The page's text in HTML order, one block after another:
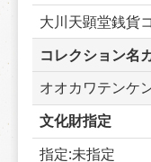
大川天顕堂銭貨
コレクション名
オオカワテンケ
文化財指定
指定:未指定